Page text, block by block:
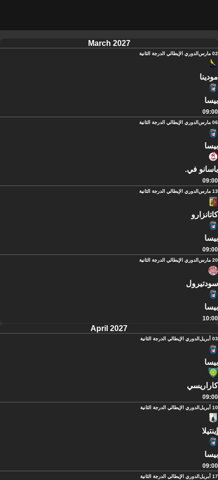
March 2027
02 مارس الدوري الإيطالي الدرجة الثانية
مودينا
بيسا
09:00
06 مارس الدوري الإيطالي الدرجة الثانية
بيسا
باسانو في.
09:00
13 مارس الدوري الإيطالي الدرجة الثانية
كاتانزارو
بيسا
09:00
20 مارس الدوري الإيطالي الدرجة الثانية
سودتيرول
بيسا
10:00
April 2027
03 أبريل الدوري الإيطالي الدرجة الثانية
بيسا
كاراريسي
09:00
10 أبريل الدوري الإيطالي الدرجة الثانية
إينتيلا
بيسا
09:00
17 أبريل الدوري الإيطالي الدرجة الثانية